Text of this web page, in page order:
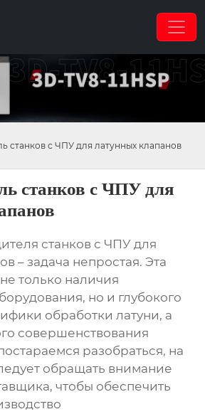
станков с ЧПУ для латунных клапанов
станков с ЧПУ для
станков с ЧПУ для
– задача непростая. Эта
только наличия
но и глубокого
обработки латуни, а
совершенствования
разобраться, на
обращать внимание
чтобы обеспечить